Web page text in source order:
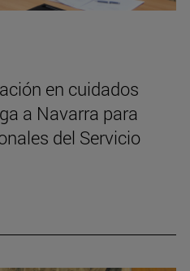
en cuidados
a Navarra para
del Servicio